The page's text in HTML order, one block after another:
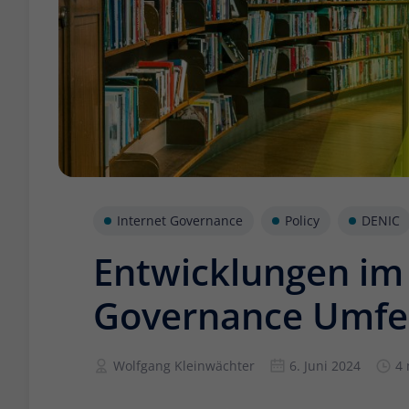
Internet Governance Policy DENIC
Entwicklungen
Governance
Wolfgang Kleinwächter 6. Juni 2024 4